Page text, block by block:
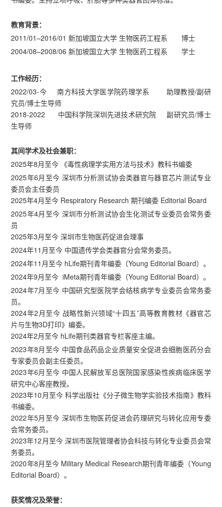
教育背景：
2011/01–2016/01 新加坡国立大学 生物医药工程系 博士
2004/08–2008/06 新加坡国立大学 生物医药工程系 学士
工作经历：
2022/03-今 南方科技大学医学院药理学系 助理教授/副研
究员/博士生导师
2018-2022 中国科学院深圳先进技术研究院 副研究员/博士
生导师
其间学术及社会兼职：
2025年8月至今 《毒性病理学实用方法与技术》教科书编委
2025年6月至今 深圳市分析测试协会类器官与器官芯片测试专业
委员会主任委员
2025年4月至今 Respiratory Research 期刊编委 Editorial Board
2025年4月至今 深圳市分析测试协会生化测试专业委员会常务委
员
2025年3月至今 深圳市生物医药促进会理事
2024年11月至今 中国遗传学会类器官分会常务委员。
2024年11月至今 hLife期刊青年编委（Young Editorial Board）。
2024年9月至今 iMeta期刊青年编委（Young Editorial Board）。
2024年7月至今 中国研究型医院学会结核病学专业委员会常务委
员。
2024年2月至今 战略性新兴领域“十四五”高等教育教材《器官芯
片与生物3D打印》编委。
2024年2月至今 hLife期刊类器官专栏客座主编。
2023年8月至今 中国食品药品企业质量安全促进会细胞医药分会
专家委员会副主任委员。
2023年6月至今 中国人民解放军总医院国家感染性疾病临床医学
研究中心客座教授。
2023年10月至今 科学出版社《分子微生物学实验技术指南》教科
书编委。
2022年5月至今 深圳市生物医药促进会药理研究与转化应用专委
会常务委员。
2023年12月至今 深圳市医院管理者协会科技与转化专业委员会常
务委员。
2020年8月至今 Military Medical Research期刊青年编委（Young
Editorial Board）。
获奖情况及荣誉：